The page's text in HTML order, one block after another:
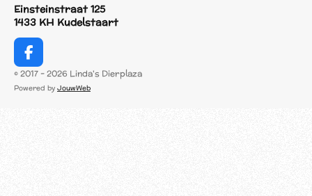
Einsteinstraat 125
1433 KH Kudelstaart
F
a
c
© 2017 - 2026 Linda's Dierplaza
Powered by JouwWeb